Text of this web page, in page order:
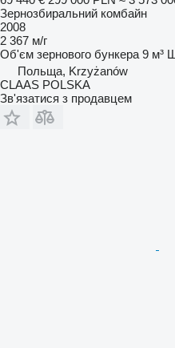
Зернозбиральний комбайн
2008
2 367 м/г
Об'єм зернового бункера 9 м³
Польща, Krzyżanów
CLAAS POLSKA
Зв'язатися з продавцем